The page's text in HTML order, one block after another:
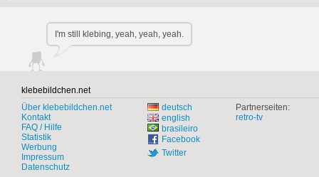
I'm still klebing, yeah, yeah, yeah.
klebebildchen.net
Über klebebildchen.net
Kontakt
FAQ / Hilfe
Statistik
Werbung
Impressum
Datenschutz
deutsch
english
brasileiro
Facebook
Twitter
Partnerseiten:
retro-tv